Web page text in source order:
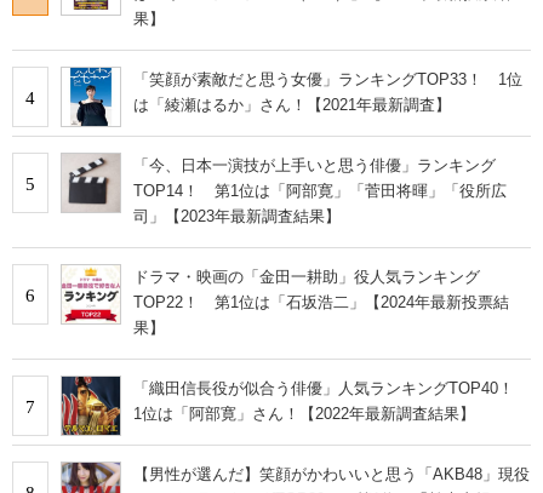
果】
4
「笑顔が素敵だと思う女優」ランキングTOP33！ 1位
は「綾瀬はるか」さん！【2021年最新調査】
5
「今、日本一演技が上手いと思う俳優」ランキング
TOP14！ 第1位は「阿部寛」「菅田将暉」「役所広
司」【2023年最新調査結果】
6
ドラマ・映画の「金田一耕助」役人気ランキング
TOP22！ 第1位は「石坂浩二」【2024年最新投票結
果】
7
「織田信長役が似合う俳優」人気ランキングTOP40！
1位は「阿部寛」さん！【2022年最新調査結果】
【男性が選んだ】笑顔がかわいいと思う「AKB48」現役